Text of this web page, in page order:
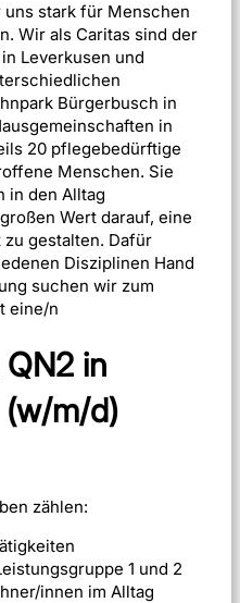
stark für Menschen
Wir als Caritas sind der
Leverkusen und
Bürgerbusch in
in
20 pflegebedürftige
Menschen. Sie
in den Alltag
Wert darauf, eine
gestalten. Dafür
Disziplinen Hand
suchen wir zum
eine/n
in
m/d)
zählen:
1 und 2
innen im Alltag